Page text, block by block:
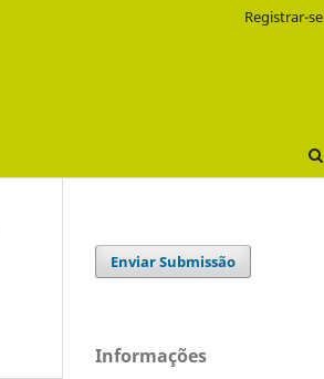
Registrar-se
Enviar Submissão
Informações